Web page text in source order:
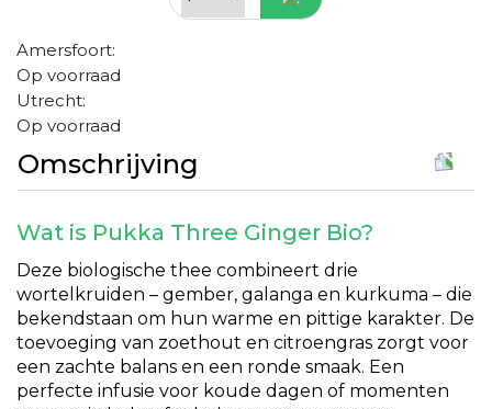
Amersfoort:
Op voorraad
Utrecht:
Op voorraad
Omschrijving
Wat is Pukka Three Ginger Bio?
Deze biologische thee combineert drie
wortelkruiden – gember, galanga en kurkuma – die
bekendstaan om hun warme en pittige karakter. De
toevoeging van zoethout en citroengras zorgt voor
een zachte balans en een ronde smaak. Een
perfecte infusie voor koude dagen of momenten